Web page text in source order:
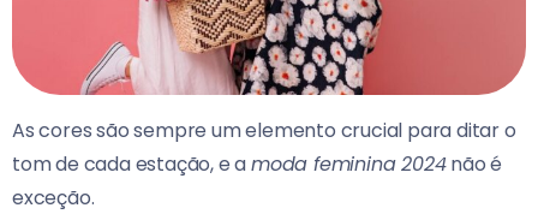
As cores são sempre um elemento crucial para ditar o
tom de cada estação, e amoda feminina 2024não é
exceção.